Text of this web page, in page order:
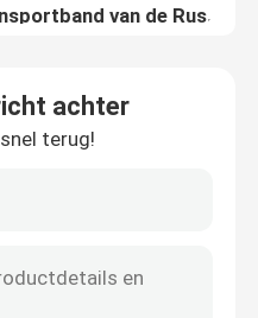
van de Metaaldraad
achter
terug!